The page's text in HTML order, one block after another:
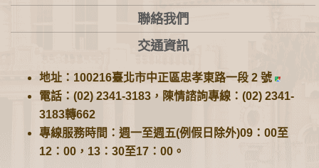
聯絡我們
交通資訊
地址：100216臺北市中正區忠孝東路一段 2 號
電話：(02) 2341-3183，陳情諮詢專線：(02) 2341-
3183轉662
專線服務時間：週一至週五(例假日除外)09：00至
12：00，13：30至17：00。